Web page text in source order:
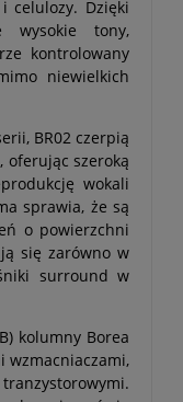
celulozy. Dzięki
wysokie tony,
kontrolowany
niewielkich
BR02 czerpią
oferując szeroką
wokali
sprawia, że są
o powierzchni
się zarówno w
surround w
kolumny Borea
wzmacniaczami,